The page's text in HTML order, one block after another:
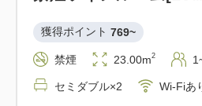
獲得ポイント 769~
禁煙 23.00m2
セミダブル×2 Wi-Fiあ